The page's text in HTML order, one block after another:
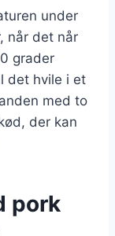
under
når det når
grader
det hvile i et
med to
der kan
pork